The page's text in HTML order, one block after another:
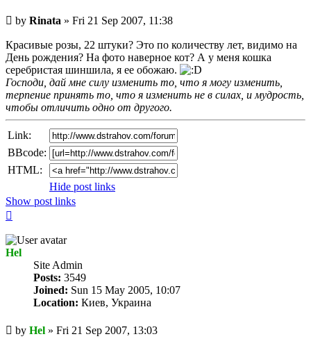
Unread
post
by Rinata » Fri 21 Sep 2007, 11:38
Красивые розы, 22 штуки? Это по количеству лет, видимо на
День рождения? На фото наверное кот? А у меня кошка
серебристая шиншила, я ее обожаю.
Господи, дай мне силу изменить то, что я могу изменить,
терпение принять то, что я изменить не в силах, и мудрость,
чтобы отличить одно от другого.
Link:
BBcode:
HTML:
Hide post links
Show post links
Hel
Site Admin
Posts: 3549
Joined: Sun 15 May 2005, 10:07
Location: Киев, Украина
Unread
post
by Hel » Fri 21 Sep 2007, 13:03